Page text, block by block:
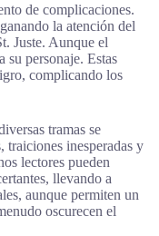
de complicaciones.
la atención del
Juste. Aunque el
su personaje. Estas
complicando los
tramas se
traiciones inesperadas y
lectores pueden
llevando a
aunque permiten un
oscurecen el